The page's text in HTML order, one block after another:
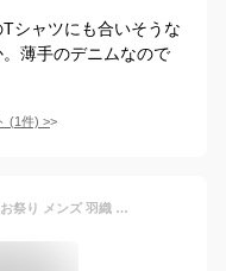
シャツにも合いそうな
薄手のデニムなので
(1件) >
甚平 おしゃれ 秋祭り 夏祭り 七分袖 お祭り メンズ 羽織 大人用 衣装 大人用 刺繡 大きいサイズ まつり イベント 祭り 半纏 カーディガン uvカット 羽織り はおり 麻 部屋着 男性用 甚平 女性用 鶴 M L XL 2XL 3XL 夏